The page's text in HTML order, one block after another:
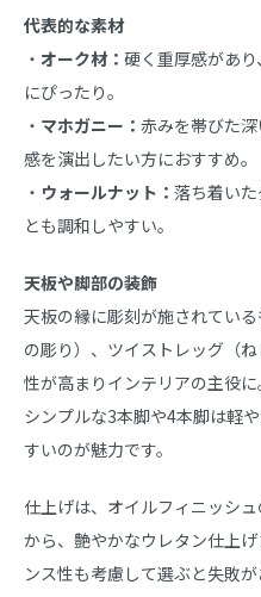
代表的な素材
・ オーク材： 硬く重厚感があ
にぴったり。
・ マホガニー： 赤みを帯びた
感を演出したい方におすすめ。
・ ウォールナット： 落ち着い
とも調和しやすい。
天板や脚部の装飾
天板の縁に彫刻が施されてい
の彫り）、ツイストレッグ（
性が高まりインテリアの主役に
シンプルな3本脚や4本脚は軽
すいのが魅力です。
仕上げは、オイルフィニッシ
から、艶やかなウレタン仕上
ンス性も考慮して選ぶと失敗が